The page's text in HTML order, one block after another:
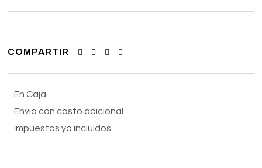
COMPARTIR
En Caja.
Envio con costo adicional.
Impuestos ya incluidos.